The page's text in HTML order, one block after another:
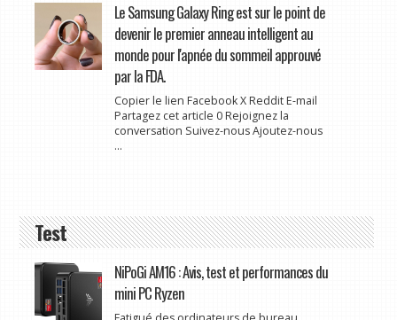
Le Samsung Galaxy Ring est sur le point de
devenir le premier anneau intelligent au
monde pour l'apnée du sommeil approuvé
par la FDA.
Copier le lien Facebook X Reddit E-mail
Partagez cet article 0 Rejoignez la
conversation Suivez-nous Ajoutez-nous
...
Test
NiPoGi AM16 : Avis, test et performances du
mini PC Ryzen